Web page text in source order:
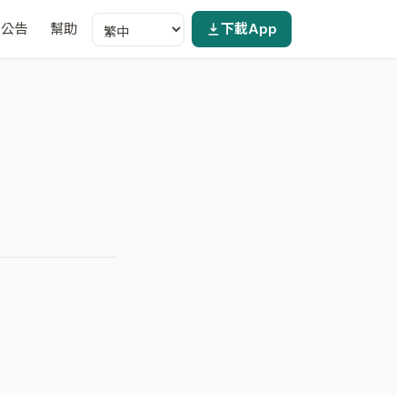
公告 幫助 下載App